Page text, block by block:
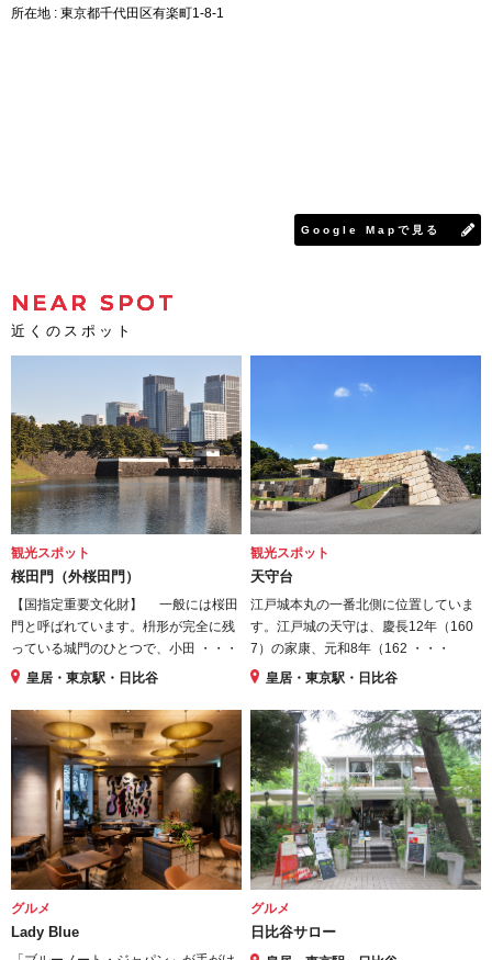
Google Mapで見る
所在地 : 東京都千代田区有楽町1-8-1
NEAR SPOT
近くのスポット
観光スポット
桜田門（外桜田門）
【国指定重要文化財】 一般には桜田
門と呼ばれています。枡形が完全に残
っている城門のひとつで、小田 ・・・
皇居・東京駅・日比谷
観光スポット
天守台
江戸城本丸の一番北側に位置していま
す。江戸城の天守は、慶長12年（160
7）の家康、元和8年（162 ・・・
皇居・東京駅・日比谷
グルメ
Lady Blue
グルメ
日比谷サロー